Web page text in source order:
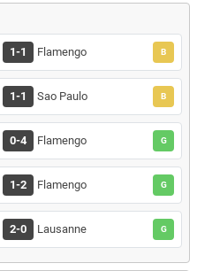
1-1 Flamengo B
1-1 Sao Paulo B
0-4 Flamengo G
1-2 Flamengo G
2-0 Lausanne G